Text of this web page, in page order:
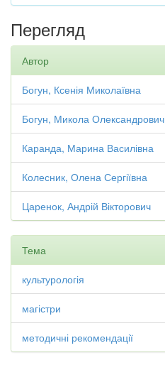
Перегляд
Автор
Богун, Ксенія Миколаївна
Богун, Микола Олександрович
Каранда, Марина Василівна
Колесник, Олена Сергіївна
Царенок, Андрій Вікторович
Тема
культурологія
магістри
методичні рекомендації